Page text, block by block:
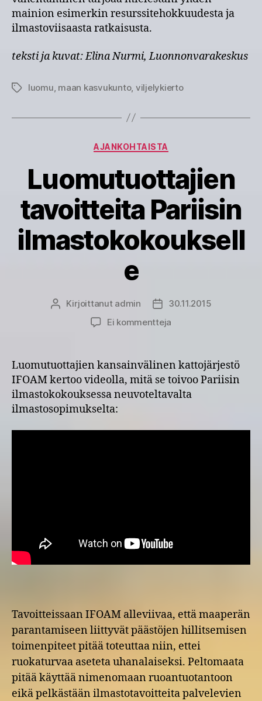
mainion esimerkin resurssitehokkuudesta ja
ilmastoviisaasta ratkaisusta.
teksti ja kuvat: Elina Nurmi, Luonnonvarakeskus
Avainsanat
luomu maan kasvukunto, viljelykierto
Kategoriat
AJANKOHTAISTA
Luomutuottajien
tavoitteita Pariisin
ilmastokokouksell
e
Kirjoittaja
Kirjoittanut admin Julkaisupäivämäärä
30.11.2015
Ei kommentteja
Pariisin
ilmastokokoukselle
Luomutuottajien kansainvälinen kattojärjestö
IFOAM kertoo videolla, mitä se toivoo Pariisin
ilmastokokouksessa neuvoteltavalta
ilmastosopimukselta:
Tavoitteissaan IFOAM alleviivaa, että maaperän
parantamiseen liittyvät päästöjen hillitsemisen
toimenpiteet pitää toteuttaa niin, ettei
ruokaturvaa aseteta uhanalaiseksi. Peltomaata
pitää käyttää nimenomaan ruoantuotantoon
eikä pelkästään ilmastotavoitteita palvelevien